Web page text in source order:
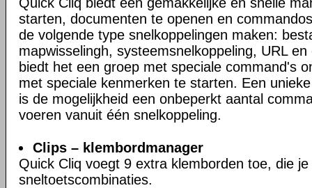
starten, documenten te openen en
de volgende type snelkoppelingen maken:
mapwisselingh, systeemsnelkoppeling, URL
biedt het een groep met speciale command's
met speciale kenmerken te starten. Een
is de mogelijkheid een onbeperkt aantal
voeren vanuit één snelkoppeling.
Clips – klembordmanager
Quick Cliq voegt 9 extra klemborden toe, die
sneltoetscombinaties.